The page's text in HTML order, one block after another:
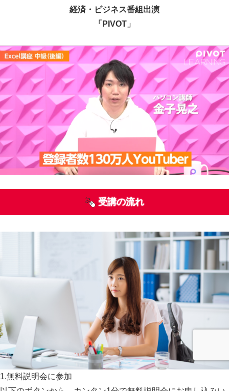
経済・ビジネス番組出演
「PIVOT」
受講の流れ
1.無料説明会に参加